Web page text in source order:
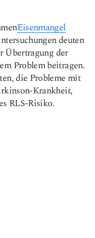
Eisenmangel
deuten
Übertragung der
Problem beitragen.
die Probleme mit
Krankheit,
RLS-Risiko.